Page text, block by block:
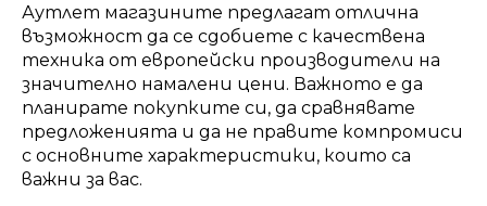
Аутлет магазините предлагат отлична
възможност да се сдобиете с качествена
техника от европейски производители на
значително намалени цени. Важното е да
планирате покупките си, да сравнявате
предложенията и да не правите компромиси
с основните характеристики, които са
важни за вас.